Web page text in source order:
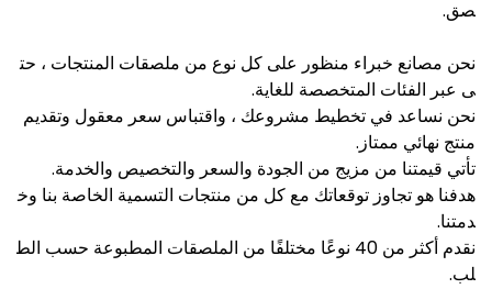
صق.
نحن مصانع خبراء منظور على كل نوع من ملصقات المنتجات ، حت
ى عبر الفئات المتخصصة للغاية.
نحن نساعد في تخطيط مشروعك ، واقتباس سعر معقول وتقديم
منتج نهائي ممتاز.
تأتي قيمتنا من مزيج من الجودة والسعر والتخصيص والخدمة.
هدفنا هو تجاوز توقعاتك مع كل من منتجات التسمية الخاصة بنا وخ
دمتنا.
نقدم أكثر من 40 نوعًا مختلفًا من الملصقات المطبوعة حسب الط
لب.